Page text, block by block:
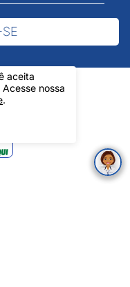
aceita
nossa
.